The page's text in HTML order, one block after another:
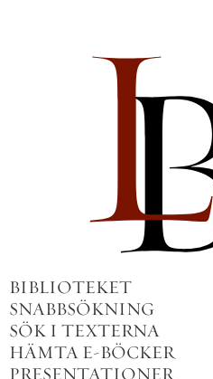
BIBLIOTEKET
SNABBSÖKNING
SÖK I TEXTERNA
HÄMTA E-BÖCKER
PRESENTATIONER